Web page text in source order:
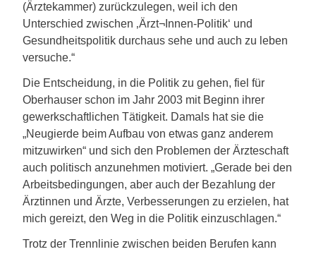
(Ärztekammer) zurückzulegen, weil ich den
Unterschied zwischen ‚Ärzt¬Innen-Politik‘ und
Gesundheitspolitik durchaus sehe und auch zu leben
versuche.“
Die Entscheidung, in die Politik zu gehen, fiel für
Oberhauser schon im Jahr 2003 mit Beginn ihrer
gewerkschaftlichen Tätigkeit. Damals hat sie die
„Neugierde beim Aufbau von etwas ganz anderem
mitzuwirken“ und sich den Problemen der Ärzteschaft
auch politisch anzunehmen motiviert. „Gerade bei den
Arbeitsbedingungen, aber auch der Bezahlung der
Ärztinnen und Ärzte, Verbesserungen zu erzielen, hat
mich gereizt, den Weg in die Politik einzuschlagen.“
Trotz der Trennlinie zwischen beiden Berufen kann